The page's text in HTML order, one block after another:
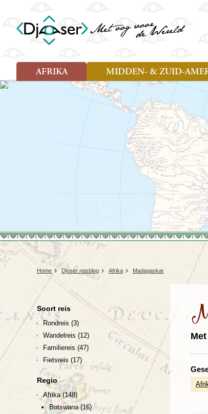
AFRIKA
Landen
Angola
Benin
Botswana
Egypte
Ghana
Kaapverdië
Kenia
Madagaskar
MIDDEN- & ZUID-
Soort reizen
Rondreis (25)
Familiereis (11)
Cultuur (9)
Natuur (13)
El
Home Djoser reisblog Afrika Madagaskar
Soort reis
Rondreis (3)
Wandelreis (12)
Familiereis (47)
Fietsreis (17)
Regio
Afrika(148)
Botswana (16)